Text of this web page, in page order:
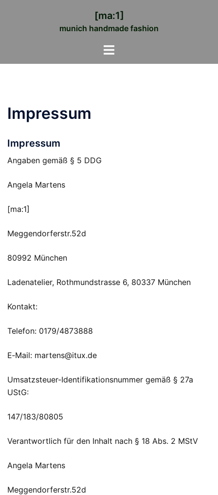
[ma:1]
munich handmade fashion
Menü
Impressum
Impressum
Angaben gemäß § 5 DDG
Angela Martens
[ma:1]
Meggendorferstr.52d
80992 München
Ladenatelier, Rothmundstrasse 6, 80337 München
Kontakt:
Telefon: 0179/4873888
E‑Mail: martens@itux.de
Umsatzsteuer-Identifikationsnummer gemäß § 27a
UStG:
147/183/80805
Verantwortlich für den Inhalt nach § 18 Abs. 2 MStV
Angela Martens
Meggendorferstr.52d